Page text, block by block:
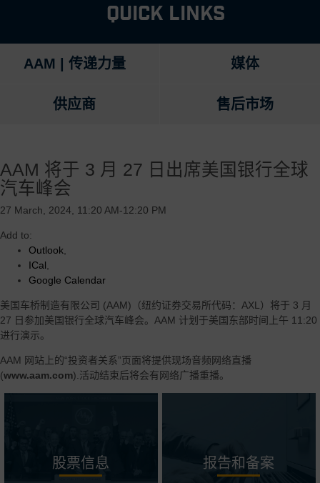
Quick Links
AAM | 传递力量 媒体
供应商 售后市场
AAM 将于 3 月 27 日出席美国银行全球
汽车峰会
27 March, 2024, 11:20 AM-12:20 PM
Add to:
Outlook
ICal
Google Calendar
美国车桥制造有限公司 (AAM)（纽约证券交易所代码：AXL）将于 3 月
27 日参加美国银行全球汽车峰会。AAM 计划于美国东部时间上午 11:20
进行演示。
AAM 网站上的“投资者关系”页面将提供现场音频网络直播
(www.aam.com).活动结束后将会有网络广播重播。
股票信息 报告和备案